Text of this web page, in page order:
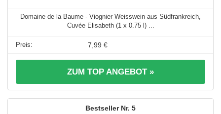
Domaine de la Baume - Viognier Weisswein aus Südfrankreich,
Cuvée Elisabeth (1 x 0.75 l) ...
7,99 €
ZUM TOP ANGEBOT »
5